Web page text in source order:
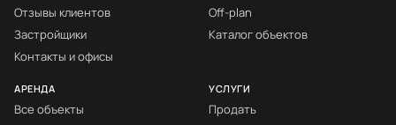
Отзывы клиентов
Застройщики
Контакты и офисы
Off-plan
Каталог объектов
АРЕНДА
Все объекты
УСЛУГИ
Продать